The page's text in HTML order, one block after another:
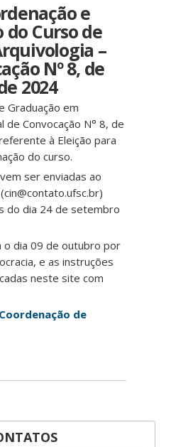
e
do Curso de
–
Nº 8, de
2024
Graduação em
de Convocação N° 8, de
à Eleição para
do curso.
ser enviadas ao
do dia 24 de setembro
dia 09 de outubro por
e as instruções
neste site com
de